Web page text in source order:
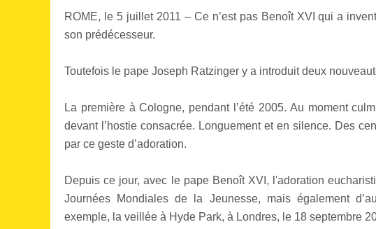
ROME, le 5 juillet 2011 – Ce n’est pas Benoît XVI qui a
son prédécesseur.
Toutefois le pape Joseph Ratzinger y a introduit deux
La première à Cologne, pendant l’été 2005. Au moment
devant l’hostie consacrée. Longuement et en silence. Des
par ce geste d’adoration.
Depuis ce jour, avec le pape Benoît XVI, l'adoration
Journées Mondiales de la Jeunesse, mais également
exemple, la veillée à Hyde Park, à Londres, le 18 septembre